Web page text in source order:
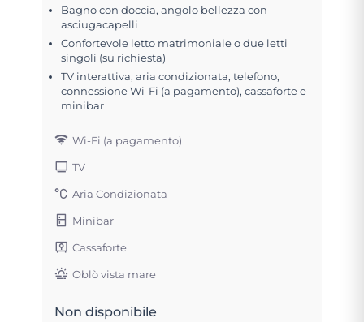
Bagno con doccia, angolo bellezza con
asciugacapelli
Confortevole letto matrimoniale o due letti
singoli (su richiesta)
TV interattiva, aria condizionata, telefono,
connessione Wi-Fi (a pagamento), cassaforte e
minibar
Wi-Fi (a pagamento)
TV
Aria Condizionata
Minibar
Cassaforte
Oblò vista mare
Non disponibile